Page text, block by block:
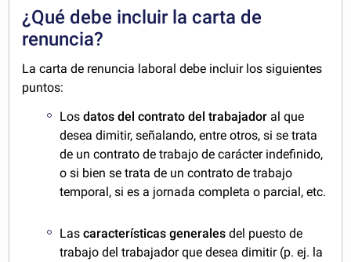
¿Qué debe incluir la carta de
renuncia?
La carta de renuncia laboral debe incluir los siguientes
puntos:
Losdatos del contrato del trabajador al que
desea dimitir, señalando, entre otros, si se trata
de un contrato de trabajo de carácter indefinido,
o si bien se trata de un contrato de trabajo
temporal, si es a jornada completa o parcial, etc.
Lascaracterísticas generales del puesto de
trabajo del trabajador que desea dimitir (p. ej. la